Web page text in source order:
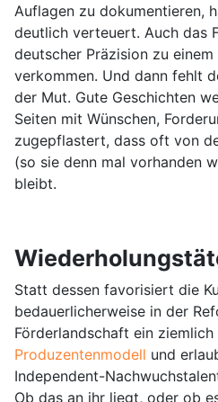
Auflagen zu dokumentieren,
deutlich verteuert. Auch das
deutscher Präzision zu
verkommen. Und dann fehlt
der Mut. Gute Geschichten
Seiten mit Wünschen,
zugepflastert, dass oft von
(so sie denn mal vorhanden
bleibt.
Statt dessen favorisiert die
bedauerlicherweise in der
Förderlandschaft ein ziemlich
Produzentenmodell und
Independent-
Ob das an ihr liegt, oder ob